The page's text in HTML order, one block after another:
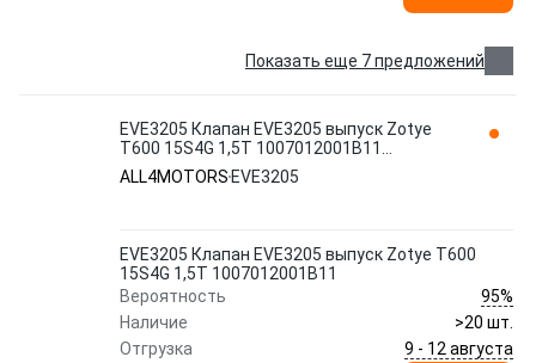
Показать еще 7 предложений
EVE3205 Клапан EVE3205 выпуск Zotye
T600 15S4G 1,5T 1007012001B11
ALL4MOTORS
ALL4MOTORS EVE3205
EVE3205 Клапан EVE3205 выпуск Zotye T600
15S4G 1,5T 1007012001B11
Вероятность
95%
Наличие
>20 шт.
Отгрузка
9 - 12 августа